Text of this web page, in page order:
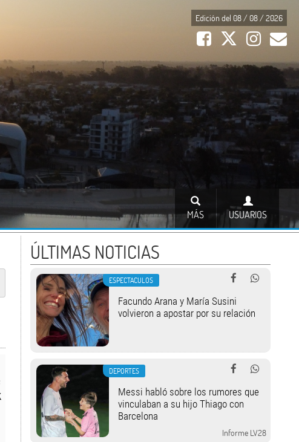
Edición del 08 / 08 / 2026
USUARIOS
MÁS
ÚLTIMAS NOTICIAS
ESPECTACULOS
Facundo Arana y María Susini
volvieron a apostar por su relación
DEPORTES
Messi habló sobre los rumores que
vinculaban a su hijo Thiago con
Barcelona
Informe LV28